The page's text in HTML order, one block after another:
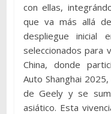
con ellas,
que va más allá
despliegue inicial
seleccionados para
China, donde
Auto Shanghai
de Geely y se
asiático. Esta